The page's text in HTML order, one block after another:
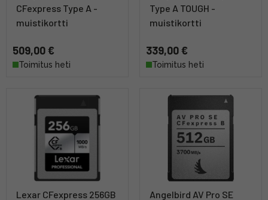
CFexpress Type A -
muistikortti
509,00 €
Toimitus heti
Type A TOUGH -
muistikortti
339,00 €
Toimitus heti
Lexar CFexpress 256GB Angelbird AV Pro SE